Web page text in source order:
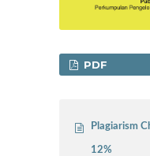
PDF
Plagiarism
12%